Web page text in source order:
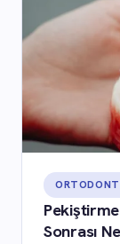
Sonrası